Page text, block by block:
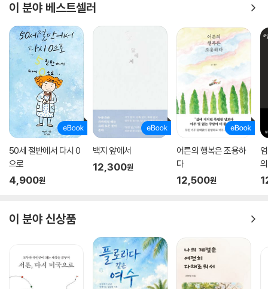
이 분야 베스트셀러
50세 절반에서 다시 0
으로
4,900원
백지 앞에서
12,300원
어른의 행복은 조용하
다
12,500원
이 분야 신상품